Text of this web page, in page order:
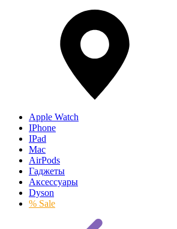
Apple Watch
IPhone
IPad
Mac
AirPods
Гаджеты
Аксессуары
Dyson
% Sale